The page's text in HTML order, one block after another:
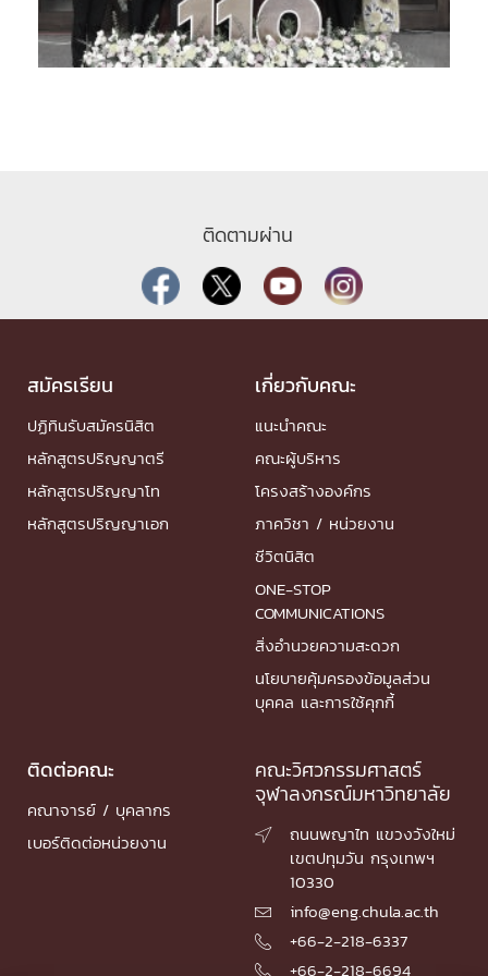
ติดตามผ่าน
สมัครเรียน
ปฏิทินรับสมัครนิสิต
หลักสูตรปริญญาตรี
หลักสูตรปริญญาโท
หลักสูตรปริญญาเอก
เกี่ยวกับคณะ
แนะนำคณะ
คณะผู้บริหาร
โครงสร้างองค์กร
ภาควิชา / หน่วยงาน
ชีวิตนิสิต
ONE-STOP
COMMUNICATIONS
สิ่งอำนวยความสะดวก
นโยบายคุ้มครองข้อมูลส่วน
บุคคล และการใช้คุกกี้
ติดต่อคณะ
คณาจารย์ / บุคลากร
เบอร์ติดต่อหน่วยงาน
คณะวิศวกรรมศาสตร์
จุฬาลงกรณ์มหาวิทยาลัย

ถนนพญาไท แขวงวังใหม่
เขตปทุมวัน กรุงเทพฯ
10330
 info@eng.chula.ac.th
 +66-2-218-6337
 +66-2-218-6694